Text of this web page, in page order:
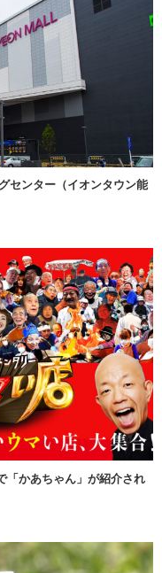
センター（イオンタウン能
「かあちゃん」が紹介され